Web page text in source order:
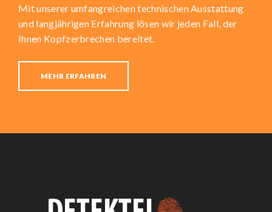
Mit unserer umfangreichen technischen Ausstattung
und langjährigen Erfahrung lösen wir jeden Fall, der
Ihnen Kopfzerbrechen bereitet.
MEHR ERFAHREN